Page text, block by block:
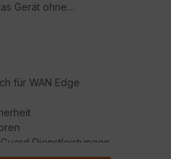
Gerät ohne
für WAN Edge
Dienstleistungen